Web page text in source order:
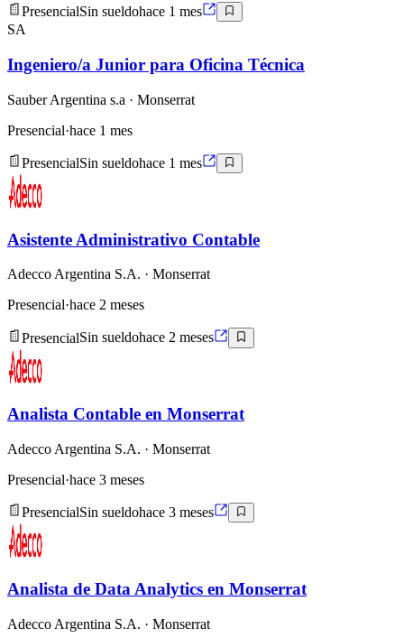
PresencialSin sueldohace 1 mes
SA
Ingeniero/a Junior para Oficina Técnica
Sauber Argentina s.a · Monserrat
Presencial·hace 1 mes
PresencialSin sueldohace 1 mes
Asistente Administrativo Contable
Adecco Argentina S.A. · Monserrat
Presencial·hace 2 meses
PresencialSin sueldohace 2 meses
Analista Contable en Monserrat
Adecco Argentina S.A. · Monserrat
Presencial·hace 3 meses
PresencialSin sueldohace 3 meses
Analista de Data Analytics en Monserrat
Adecco Argentina S.A. · Monserrat